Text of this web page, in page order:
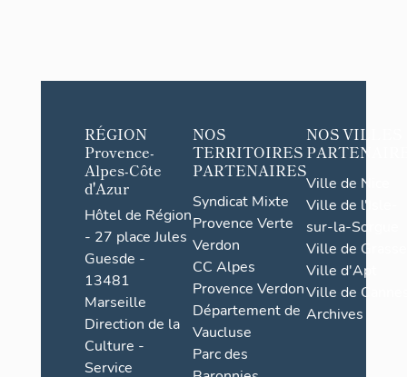
RÉGION
Provence-
Alpes-Côte
d'Azur
Hôtel de Région
- 27 place Jules
Guesde -
13481
Marseille
Direction de la
Culture -
Service
NOS
TERRITOIRES
PARTENAIRES
Syndicat Mixte
Provence Verte
Verdon
CC Alpes
Provence Verdon
Département de
Vaucluse
Parc des
NOS VILLES
Ville de Nice
Ville de l'Isle-
sur-la-Sorgue
Ville de Grasse
Ville d'Apt
Ville de
Archives